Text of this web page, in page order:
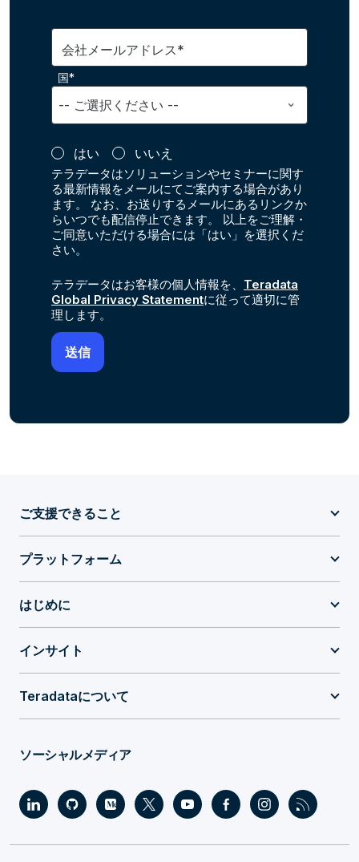
会社メールアドレス*
国*
はい いいえ
テラデータはソリューションやセミナーに関す
る最新情報をメールにてご案内する場合があり
ます。 なお、お送りするメールにあるリンクか
らいつでも配信停止できます。 以上をご理解・
ご同意いただける場合には「はい」を選択くだ
さい。
テラデータはお客様の個人情報を、 Teradata
Global Privacy Statementに従って適切に管
理します。
ご支援できること
プラットフォーム
はじめに
インサイト
Teradataについて
ソーシャルメディア